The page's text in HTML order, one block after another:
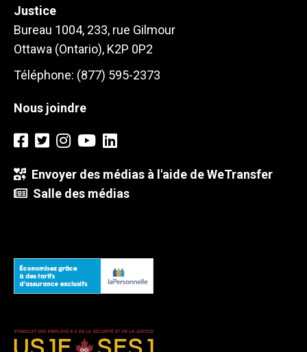
Justice
Bureau 1004, 233, rue Gilmour
Ottawa (Ontario), K2P 0P2
Téléphone: (877) 595-2373
Nous joindre
Envoyer des médias à l'aide de WeTransfer
Salle des médias